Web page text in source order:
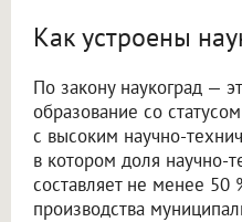
Как устроены
По закону наукоград —
образование со
с высоким научно-
в котором доля научно-
составляет не менее 50
производства